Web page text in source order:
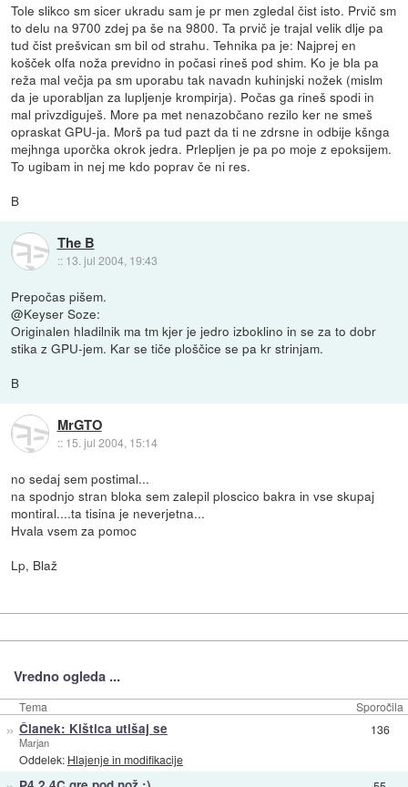
Tole slikco sm sicer ukradu sam je pr men zgledal čist isto. Prvič sm
to delu na 9700 zdej pa še na 9800. Ta prvič je trajal velik dlje pa
tud čist prešvican sm bil od strahu. Tehnika pa je: Najprej en
košček olfa noža previdno in počasi rineš pod shim. Ko je bla pa
reža mal večja pa sm uporabu tak navadn kuhinjski nožek (mislm
da je uporabljan za lupljenje krompirja). Počas ga rineš spodi in
mal privzdiguješ. More pa met nenazobčano rezilo ker ne smeš
opraskat GPU-ja. Morš pa tud pazt da ti ne zdrsne in odbije kšnga
mejhnga uporčka okrok jedra. Prlepljen je pa po moje z epoksijem.
To ugibam in nej me kdo poprav če ni res.
B
The B
:: 13. jul 2004, 19:43
Prepočas pišem.
@Keyser Soze:
Originalen hladilnik ma tm kjer je jedro izboklino in se za to dobr
stika z GPU-jem. Kar se tiče ploščice se pa kr strinjam.
B
MrGTO
:: 15. jul 2004, 15:14
no sedaj sem postimal...
na spodnjo stran bloka sem zalepil ploscico bakra in vse skupaj
montiral....ta tisina je neverjetna...
Hvala vsem za pomoc
Lp, Blaž
Vredno ogleda ...
Tema Sporočila
» Članek: Kištica utišaj se
Marjan
Oddelek: Hlajenje in modifikacije
136